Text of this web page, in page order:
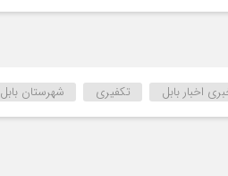
اخبار بابل تکفیری شهرستان بابل